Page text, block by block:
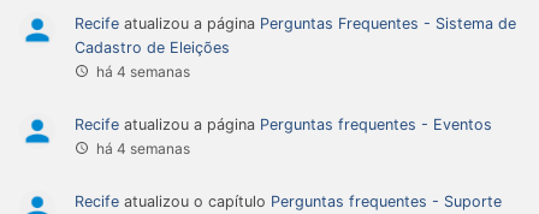
Recife atualizou a página Perguntas Frequentes - Sistema de
Cadastro de Eleições
há 4 semanas
Recife atualizou a página Perguntas frequentes - Eventos
há 4 semanas
Recife atualizou o capítulo Perguntas frequentes - Suporte